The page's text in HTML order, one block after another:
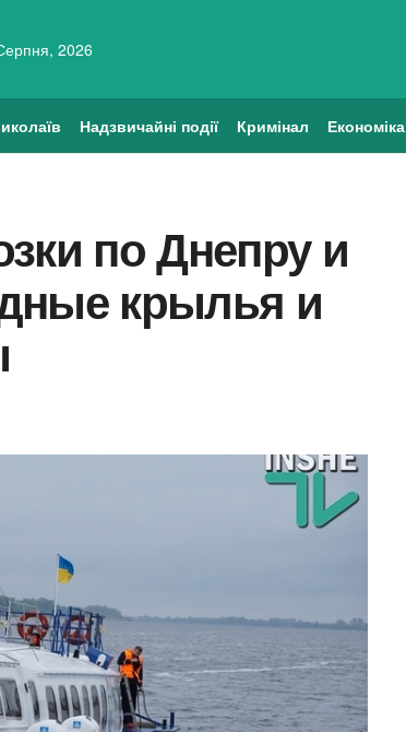
2026
Надзвичайні події Кримінал Економіка
по Днепру и
крылья и